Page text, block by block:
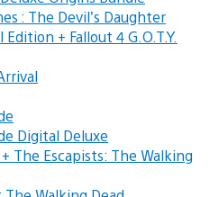
: The Devil’s Daughter
+ Fallout 4 G.O.T.Y.
Digital Deluxe
The Escapists: The Walking